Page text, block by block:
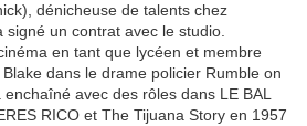
dénicheuse de talents chez
un contrat avec le studio.
en tant que lycéen et membre
dans le drame policier Rumble on
avec des rôles dans LE BAL
RICO et The Tijuana Story en 1957